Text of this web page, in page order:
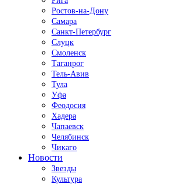
Ростов-на-Дону
Самара
Санкт-Петербург
Слуцк
Смоленск
Таганрог
Тель-Авив
Тула
Уфа
Феодосия
Хадера
Чапаевск
Челябинск
Чикаго
Новости
Звезды
Культура